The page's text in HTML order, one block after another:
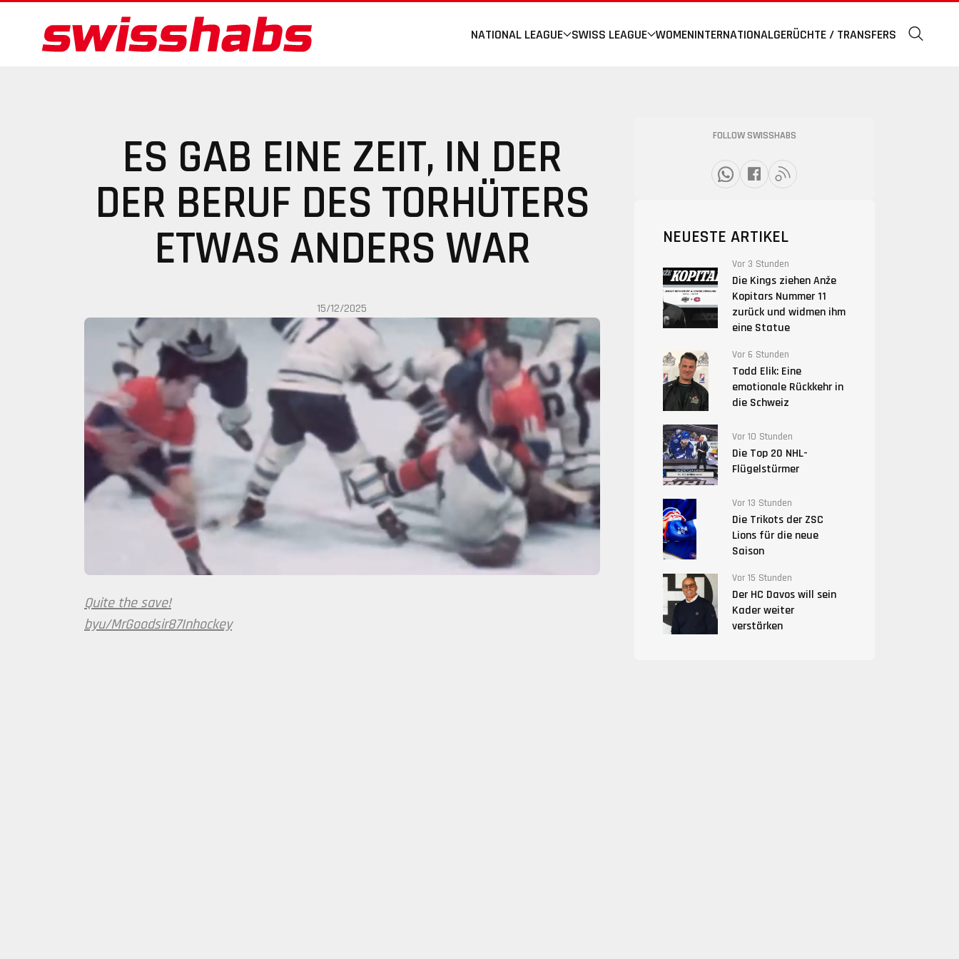
NATIONAL LEAGUE SWISS LEAGUE WOMENINTERNATIONALGERÜCHTE / TRANSFERS
ES GAB EINE ZEIT, IN DER
DER BERUF DES TORHÜTERS
ETWAS ANDERS WAR
15/12/2025
Quite the save!
byu/MrGoodsir87Inhockey
FOLLOW SWISSHABS
NEUESTE ARTIKEL
Vor 3 Stunden
Die Kings ziehen Anže
Kopitars Nummer 11
zurück und widmen ihm
eine Statue
Vor 6 Stunden
Todd Elik: Eine
emotionale Rückkehr in
die Schweiz
Vor 10 Stunden
Die Top 20 NHL-
Flügelstürmer
Vor 13 Stunden
Die Trikots der ZSC
Lions für die neue
Saison
Vor 15 Stunden
Der HC Davos will sein
Kader weiter
verstärken